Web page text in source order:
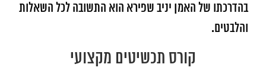
בהדרכתו של האמן יניב שפירא הוא התשובה לכל השאלות
והלבטים.
קורס תכשיטים מקצועי